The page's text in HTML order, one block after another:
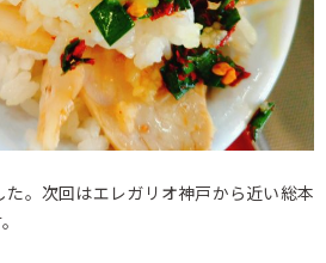
。次回はエレガリオ神戸から近い総本